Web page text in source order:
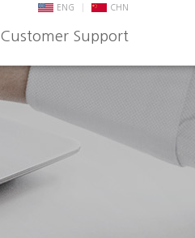
ENG CHN
Customer Support